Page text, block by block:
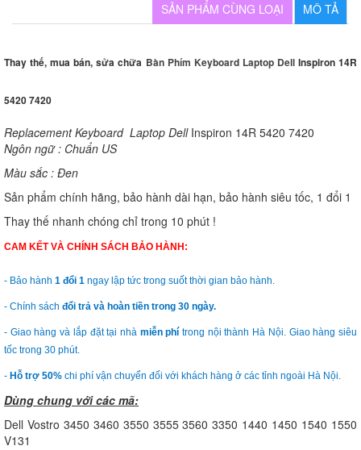
MÔ TẢ
SẢN PHẨM CÙNG LOẠI
Thay thế, mua bán, sửa chữa Bàn Phím Keyboard Laptop DellInspiron 14R
5420 7420
Replacement Keyboard Laptop Dell Inspiron 14R 5420 7420
Ngôn ngữ : Chuẩn US
Màu sắc : Đen
Sản phẩm chính hãng, bảo hành dài hạn, bảo hành siêu tốc, 1 đổi 1
Thay thế nhanh chóng chỉ trong 10 phút !
CAM KẾT VÀ CHÍNH SÁCH BẢO HÀNH:
- Bảo hành 1 đổi 1 ngay lập tức trong suốt thời gian bảo hành.
- Chính sách đổi trả và hoàn tiền trong 30 ngày.
- Giao hàng và lắp đặt tại nhà miễn phí trong nội thành Hà Nội. Giao hàng siêu
tốc trong 30 phút.
- Hỗ trợ 50% chi phí vận chuyển đối với khách hàng ở các tỉnh ngoài Hà Nội.
Dùng chung với các mã:
Dell Vostro 3450 3460 3550 3555 3560 3350 1440 1450 1540 1550
V131